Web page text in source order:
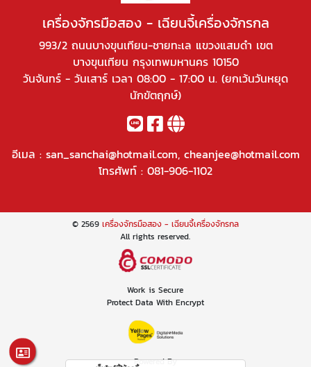
เครื่องจักรมือสอง - เฉียนจี้เครื่องจักรกล
993/2 ถนนบางขุนเทียน-ชายทะเล แขวงแสมดำ เขต
บางขุนเทียน กรุงเทพมหานคร 10150
วันจันทร์ - วันเสาร์ เวลา 08:00 - 17:00 น. (ยกเว้นวันหยุด
นักขัตฤกษ์)
อีเมล : san_sanchai@hotmail.com, cheanjee@hotmail.com
โทรศัพท์ : 081-906-1102
© 2569 เครื่องจักรมือสอง - เฉียนจี้เครื่องจักรกล
All rights reserved.
Work is Secure
Protect Data With Encrypt
Powered By